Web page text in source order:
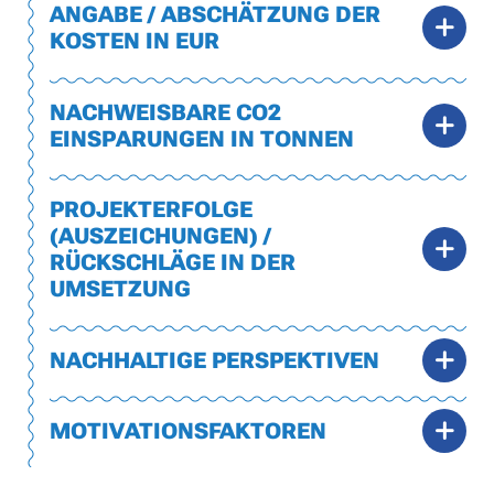
ANGABE / ABSCHÄTZUNG DER
KOSTEN IN EUR
NACHWEISBARE CO2
EINSPARUNGEN IN TONNEN
PROJEKTERFOLGE
(AUSZEICHUNGEN) /
RÜCKSCHLÄGE IN DER
UMSETZUNG
NACHHALTIGE PERSPEKTIVEN
MOTIVATIONSFAKTOREN